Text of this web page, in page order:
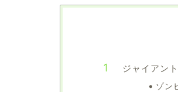
ジャイアン
ゾン